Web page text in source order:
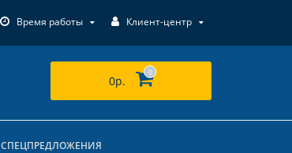
Время работы Клиент-центр
0р.
0
СПЕЦПРЕДЛОЖЕНИЯ